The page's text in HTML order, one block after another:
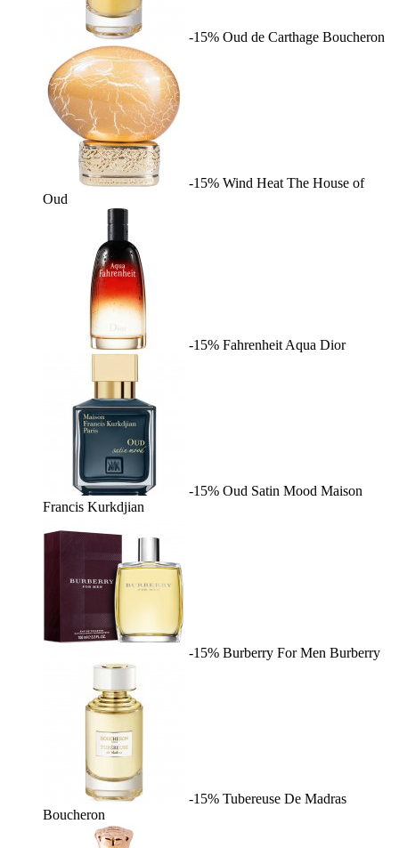
-15% Oud de Carthage Boucheron
-15% Wind Heat The House of
Oud
-15% Fahrenheit Aqua Dior
-15% Oud Satin Mood Maison
Francis Kurkdjian
-15% Burberry For Men Burberry
-15% Tubereuse De Madras
Boucheron